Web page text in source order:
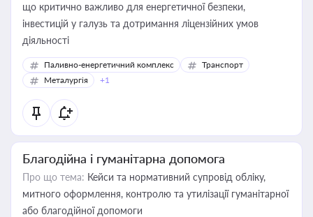
що критично важливо для енергетичної безпеки,
інвестицій у галузь та дотримання ліцензійних умов
діяльності
Паливно-енергетичний комплекс
Транспорт
Металургія
+1
Благодійна і гуманітарна допомога
Про що тема: Кейси та нормативний супровід обліку,
митного оформлення, контролю та утилізації гуманітарної
або благодійної допомоги